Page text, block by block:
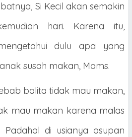
Si Kecil akan semakin
hari. Karena itu,
dulu apa yang
susah makan, Moms.
balita tidak mau makan,
mau makan karena malas
di usianya asupan